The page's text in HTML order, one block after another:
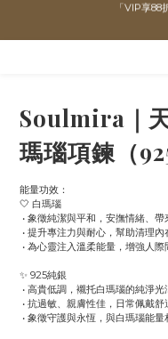
直播
Soulmira｜
瑪瑙項鍊（
能量功效：
🤍 白瑪瑙
• 象徵純潔與平和，安撫情緒、帶
• 提升專注力與耐心，幫助清理內
• 為心靈注入溫柔能量，增強人
✨ 925純銀
• 高貴低調，襯托白瑪瑙的純淨光
• 抗過敏、親膚性佳，日常佩戴舒
• 象徵守護與永恆，與白瑪瑙能量